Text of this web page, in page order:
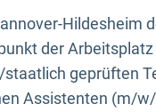
Hildesheim
der
geprüften
Assistenten (m/